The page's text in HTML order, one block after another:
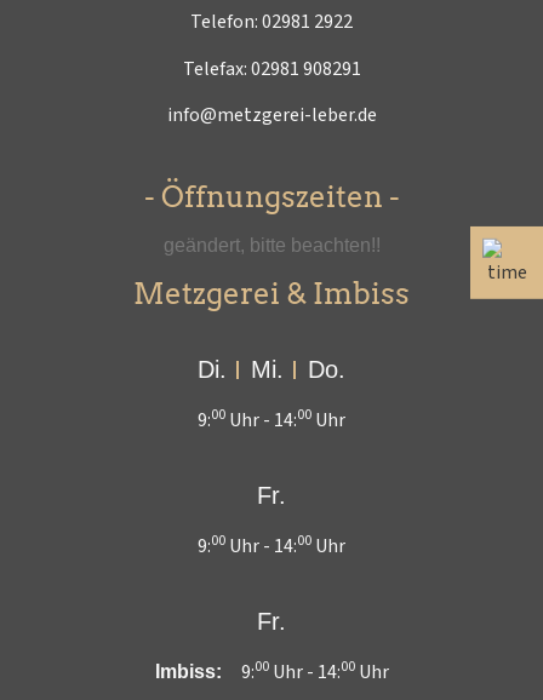
Telefon:02981 2922
Telefax: 02981 908291
info@metzgerei-leber.de
- Öffnungszeiten -
geändert, bitte beachten!!
Metzgerei & Imbiss
Di. Mi.
Do.
9:00 Uhr - 14:00 Uhr
Fr.
9:00 Uhr - 14:00 Uhr
Fr.
Imbiss: 9:00Uhr - 14:00Uhr